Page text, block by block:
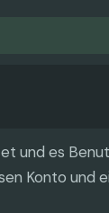
und es
Konto und